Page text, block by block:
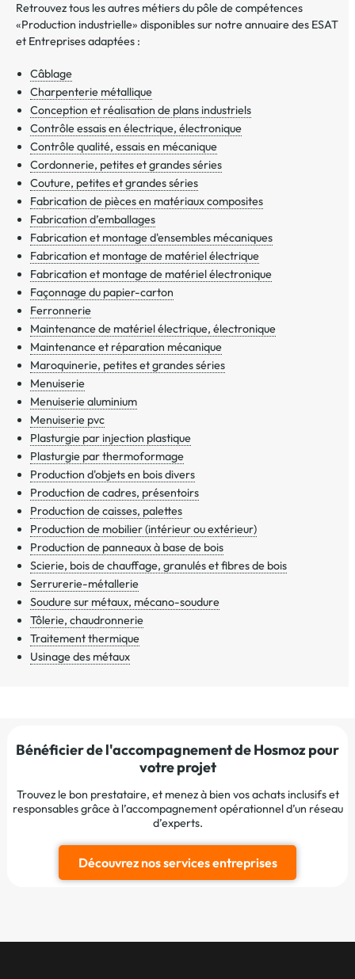
Retrouvez tous les autres métiers du pôle de compétences
«Production industrielle» disponibles sur notre annuaire des ESAT
et Entreprises adaptées :
Câblage
Charpenterie métallique
Conception et réalisation de plans industriels
Contrôle essais en électrique, électronique
Contrôle qualité, essais en mécanique
Cordonnerie, petites et grandes séries
Couture, petites et grandes séries
Fabrication de pièces en matériaux composites
Fabrication d’emballages
Fabrication et montage d'ensembles mécaniques
Fabrication et montage de matériel électrique
Fabrication et montage de matériel électronique
Façonnage du papier-carton
Ferronnerie
Maintenance de matériel électrique, électronique
Maintenance et réparation mécanique
Maroquinerie, petites et grandes séries
Menuiserie
Menuiserie aluminium
Menuiserie pvc
Plasturgie par injection plastique
Plasturgie par thermoformage
Production d'objets en bois divers
Production de cadres, présentoirs
Production de caisses, palettes
Production de mobilier (intérieur ou extérieur)
Production de panneaux à base de bois
Scierie, bois de chauffage, granulés et fibres de bois
Serrurerie-métallerie
Soudure sur métaux, mécano-soudure
Tôlerie, chaudronnerie
Traitement thermique
Usinage des métaux
Bénéficier de l'accompagnement de Hosmoz pour
votre projet
Trouvez le bon prestataire, et menez à bien vos achats inclusifs et
responsables grâce à l’accompagnement opérationnel d’un réseau
d’experts.
Découvrez nos services entreprises